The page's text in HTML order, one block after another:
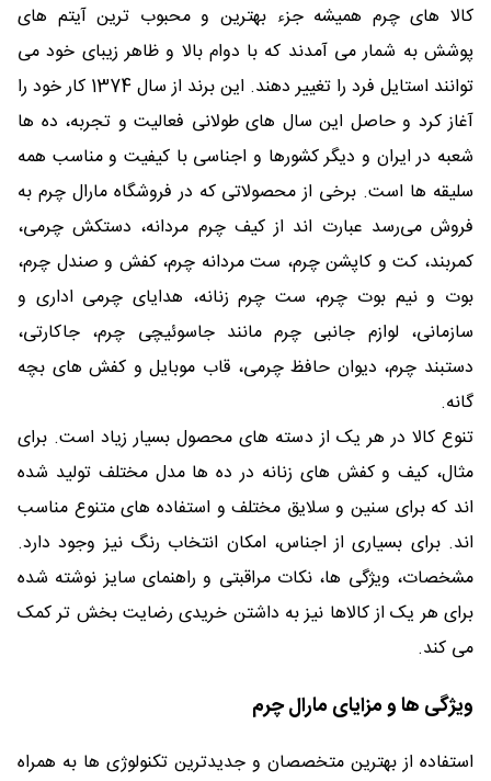
کالا های چرم همیشه جزء بهترین و محبوب ترین آیتم های
پوشش به شمار می آمدند که با دوام بالا و ظاهر زیبای خود می
توانند استایل فرد را تغییر دهند. این برند از سال 1374 کار خود را
آغاز کرد و حاصل این سال های طولانی فعالیت و تجربه، ده ها
شعبه در ایران و دیگر کشورها و اجناسی با کیفیت و مناسب همه
سلیقه ها است. برخی از محصولاتی که در فروشگاه مارال چرم به
فروش می‌رسد عبارت اند از کیف چرم مردانه، دستکش چرمی،
کمربند، کت و کاپشن چرم، ست مردانه چرم، کفش و صندل چرم،
بوت و نیم بوت چرم، ست چرم زنانه، هدایای چرمی اداری و
سازمانی، لوازم جانبی چرم مانند جاسوئیچی چرم، جاکارتی،
دستبند چرم، دیوان حافظ چرمی، قاب موبایل و کفش های بچه
گانه.
تنوع کالا در هر یک از دسته های محصول بسیار زیاد است. برای
مثال، کیف و کفش های زنانه در ده ها مدل مختلف تولید شده
اند که برای سنین و سلایق مختلف و استفاده های متنوع مناسب
اند. برای بسیاری از اجناس، امکان انتخاب رنگ نیز وجود دارد.
مشخصات، ویژگی ها، نکات مراقبتی و راهنمای سایز نوشته شده
برای هر یک از کالاها نیز به داشتن خریدی رضایت بخش تر کمک
می کند.
ویژگی ها و مزایای مارال چرم
استفاده از بهترین متخصصان و جدیدترین تکنولوژی ها به همراه